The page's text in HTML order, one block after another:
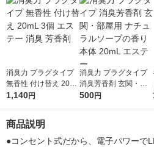
消臭力 プラグタイプ
無香性 付け替え 20m
L 3個 エステー 消臭
1,140円
消臭力 プラグタイプ
消臭芳香剤 玄関・部
屋用 ナチュラルソー
500円
商品説明
●コンセント式だから、電子パワーで